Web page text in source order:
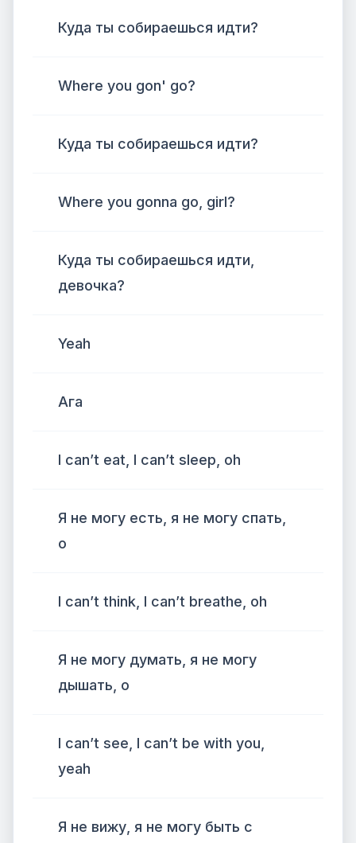
Куда ты собираешься идти?
Where you gon' go?
Куда ты собираешься идти?
Where you gonna go, girl?
Куда ты собираешься идти,
девочка?
Yeah
Ага
I can’t eat, I can’t sleep, oh
Я не могу есть, я не могу спать,
о
I can’t think, I can’t breathe, oh
Я не могу думать, я не могу
дышать, о
I can’t see, I can’t be with you,
yeah
Я не вижу, я не могу быть с